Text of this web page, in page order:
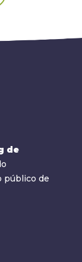
de
público de